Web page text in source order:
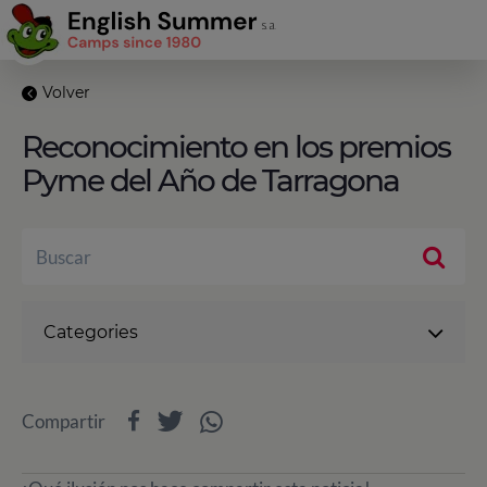
Volver
Reconocimiento en los premios
Pyme del Año de Tarragona
Categories
Compartir